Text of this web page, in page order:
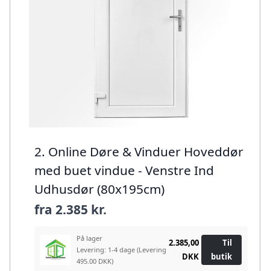
2. Online Døre & Vinduer Hoveddør
med buet vindue - Venstre Ind
Udhusdør (80x195cm)
fra 2.385 kr.
På lager
Levering: 1-4 dage (Levering
495.00 DKK)
2.385,00
DKK
Til
butik